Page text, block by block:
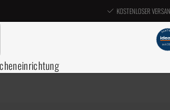
KOSTENLOSER